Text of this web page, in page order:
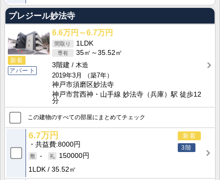
プレジール妙法寺
新着
アパート
6.6万円～6.7万円
1LDK
35㎡～35.52㎡
3階建
木造
2019年3月
（築7年）
神戸市須磨区妙法寺
神戸市営西神・山手線 妙法寺（兵庫）駅 徒歩12
分
この建物のすべての部屋にまとめてチェック
新着
3階
6.7万円
共益費 8000円
-
150000円
1LDK
35.52㎡